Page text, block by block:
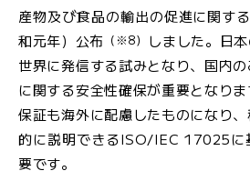
産物及び食品の輸出の促進に関す
和元年）公布 （※8） しました。日
世界に発信する試みとなり、国内
に関する安全性確保が重要となり
保証も海外に配慮したものになり
的に説明できるISO/IEC 17025に
要です。